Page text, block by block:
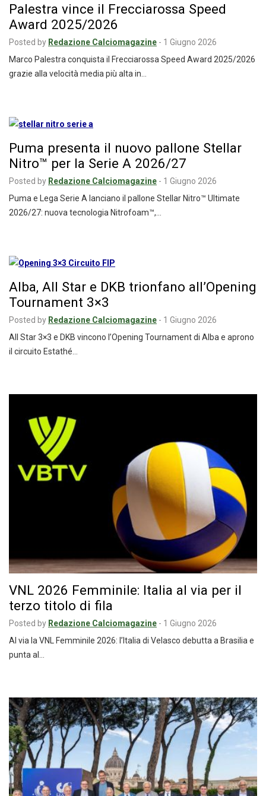
Palestra vince il Frecciarossa Speed
Award 2025/2026
Posted by Redazione Calciomagazine - 1 Giugno 2026
Marco Palestra conquista il Frecciarossa Speed Award 2025/2026
grazie alla velocità media più alta in…
Puma presenta il nuovo pallone Stellar
Nitro™ per la Serie A 2026/27
Posted by Redazione Calciomagazine - 1 Giugno 2026
Puma e Lega Serie A lanciano il pallone Stellar Nitro™ Ultimate
2026/27: nuova tecnologia Nitrofoam™,…
Alba, All Star e DKB trionfano all’Opening
Tournament 3×3
Posted by Redazione Calciomagazine - 1 Giugno 2026
All Star 3×3 e DKB vincono l’Opening Tournament di Alba e aprono
il circuito Estathé…
VNL 2026 Femminile: Italia al via per il
terzo titolo di fila
Posted by Redazione Calciomagazine - 1 Giugno 2026
Al via la VNL Femminile 2026: l’Italia di Velasco debutta a Brasilia e
punta al…